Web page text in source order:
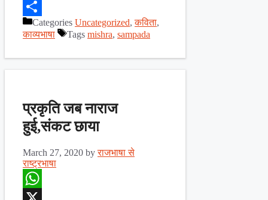
Facebook
ShareCategories Uncategorized,कविता,
काव्यभाषा
Tags mishra, sampada
प्रकृति जब नाराज
हुई,संकट छाया
March 27, 2020 byराजभाषा से
राष्ट्रभाषा
WhatsApp